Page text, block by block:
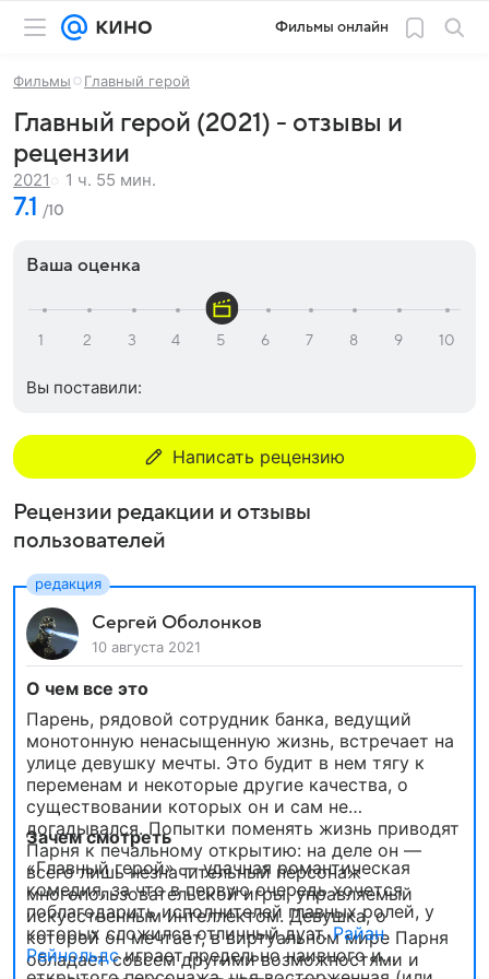
Фильмы онлайн
Фильмы Главный герой
Главный герой (2021) - отзывы и
рецензии
2021 1 ч. 55 мин.
7.1 /10
Ваша оценка
Вы поставили:
Написать рецензию
Рецензии редакции и отзывы
пользователей
Сергей Оболонков
10 августа 2021
О чем все это
Парень, рядовой сотрудник банка, ведущий
монотонную ненасыщенную жизнь, встречает на
улице девушку мечты. Это будит в нем тягу к
переменам и некоторые другие качества, о
существовании которых он и сам не
догадывался. Попытки поменять жизнь приводят
Парня к печальному открытию: на деле он —
всего лишь незначительный персонаж
многопользовательской игры, управляемый
искусственным интеллектом. Девушка, о
которой он мечтает, в виртуальном мире Парня
обладает совсем другими возможностями и
Зачем смотреть
«Главный герой» — удачная романтическая
комедия, за что в первую очередь хочется
поблагодарить исполнителей главных ролей, у
которых сложился отличный дуэт.Райан
Рейнольдсиграет предельно наивного и